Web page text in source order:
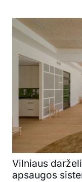
Vilniaus
apsaugos